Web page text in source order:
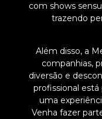
com shows
trazendo
Além disso, a
companhias,
diversão e
profissional
uma
Venha fazer